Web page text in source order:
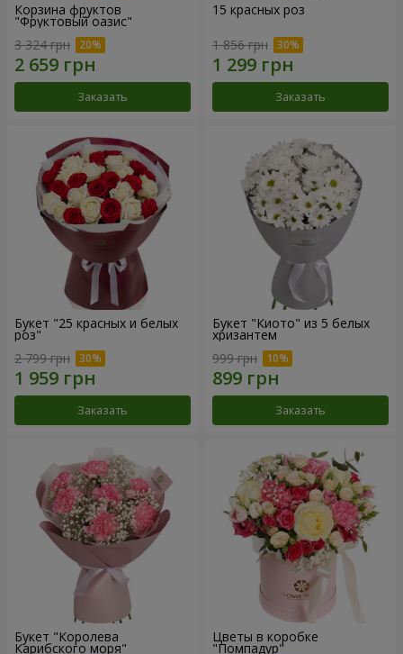
Корзина фруктов
"Фруктовый оазис"
3 324 грн
Заказать
15 красных роз
1 856 грн
Заказать
Букет "25 красных и белых
роз"
2 799 грн
Заказать
Букет "Киото" из 5 белых
хризантем
999 грн
Заказать
Букет "Королева
Карибского моря"
Цветы в коробке
"Помпадур"